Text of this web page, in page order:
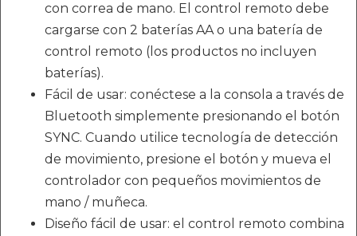
con correa de mano. El control remoto debe
cargarse con 2 baterías AA o una batería de
control remoto (los productos no incluyen
baterías).
Fácil de usar: conéctese a la consola a través de
Bluetooth simplemente presionando el botón
SYNC. Cuando utilice tecnología de detección
de movimiento, presione el botón y mueva el
controlador con pequeños movimientos de
mano / muñeca.
Diseño fácil de usar: el control remoto combina